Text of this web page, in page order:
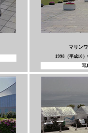
マリン
1998（平成10
写